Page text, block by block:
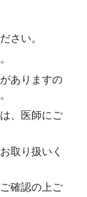
さい。
ありますの
、医師にご
取り扱いく
確認の上ご